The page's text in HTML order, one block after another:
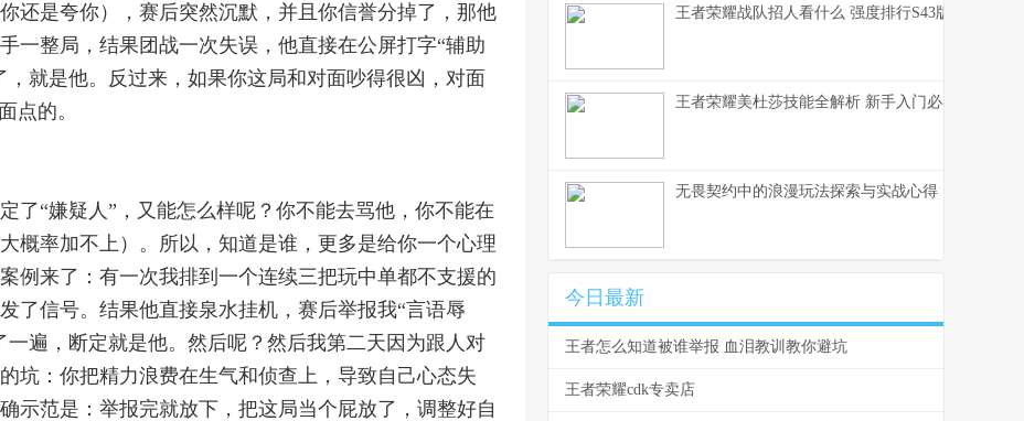
还是夸你），赛后突然沉默，并且你信誉分掉了，那他
一整局，结果团战一次失误，他直接在公屏打字“辅助
就是他。反过来，如果你这局和对面吵得很凶，对面
点的。
了“嫌疑人”，又能怎么样呢？你不能去骂他，你不能在
概率加不上）。所以，知道是谁，更多是给你一个心理
例来了：有一次我排到一个连续三把玩中单都不支援的
了信号。结果他直接泉水挂机，赛后举报我“言语辱
遍，断定就是他。然后呢？然后我第二天因为跟人对
坑：你把精力浪费在生气和侦查上，导致自己心态失
示范是：举报完就放下，把这局当个屁放了，调整好自
王者荣耀战队招人看什么 强度排行S43版本上分密
王者荣耀美杜莎技能全解析 新手入门必看教学
无畏契约中的浪漫玩法探索与实战心得
今日最新
王者怎么知道被谁举报 血泪教训教你避坑
王者荣耀cdk专卖店